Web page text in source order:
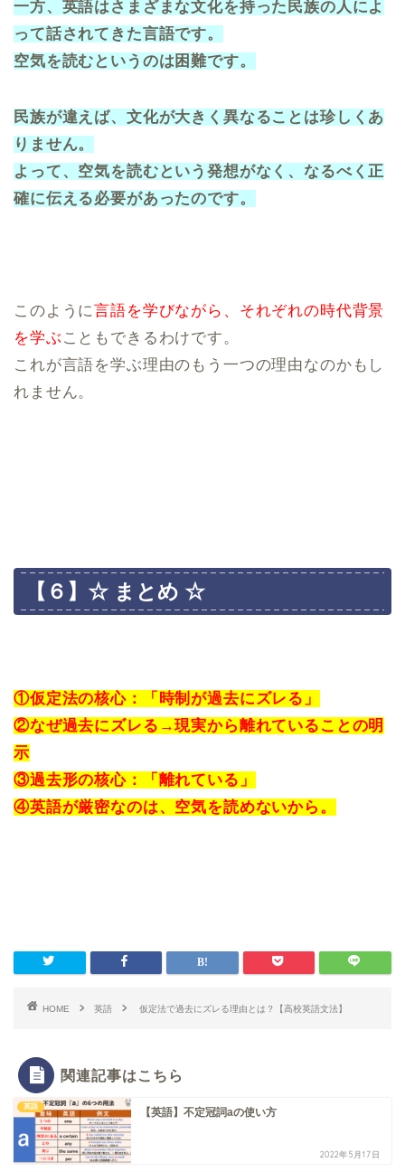
一方、英語はさまざまな文化を持った民族の人によ
って話されてきた言語です。
空気を読むというのは困難です。
民族が違えば、文化が大きく異なることは珍しくあ
りません。
よって、空気を読むという発想がなく、なるべく正
確に伝える必要があったのです。
このように言語を学びながら、それぞれの時代背景
を学ぶ こともできるわけです。
これが言語を学ぶ理由のもう一つの理由なのかもし
れません。
【６】☆ まとめ ☆
①仮定法の核心：「時制が過去にズレる」
②なぜ過去にズレる→現実から離れていることの明
示
③過去形の核心：「離れている」
④英語が厳密なのは、空気を読めないから。
HOME 英語 仮定法で過去にズレる理由とは？【高校英語文法】
関連記事はこちら
英語 【英語】不定冠詞aの使い方
2022年5月17日